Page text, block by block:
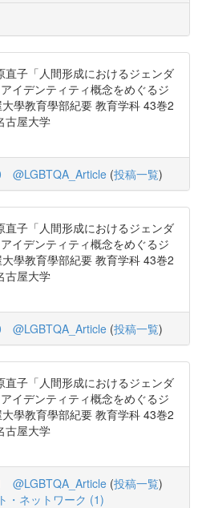
直子「人間形成におけるジェンダ
イデンティティ概念をめぐるジ
學教育學部紀要 教育学科 43巻2
古屋大学
@LGBTQA_Article (投稿一覧)
直子「人間形成におけるジェンダ
イデンティティ概念をめぐるジ
學教育學部紀要 教育学科 43巻2
古屋大学
@LGBTQA_Article (投稿一覧)
直子「人間形成におけるジェンダ
イデンティティ概念をめぐるジ
學教育學部紀要 教育学科 43巻2
古屋大学
@LGBTQA_Article (投稿一覧)
・ネットワーク (1)